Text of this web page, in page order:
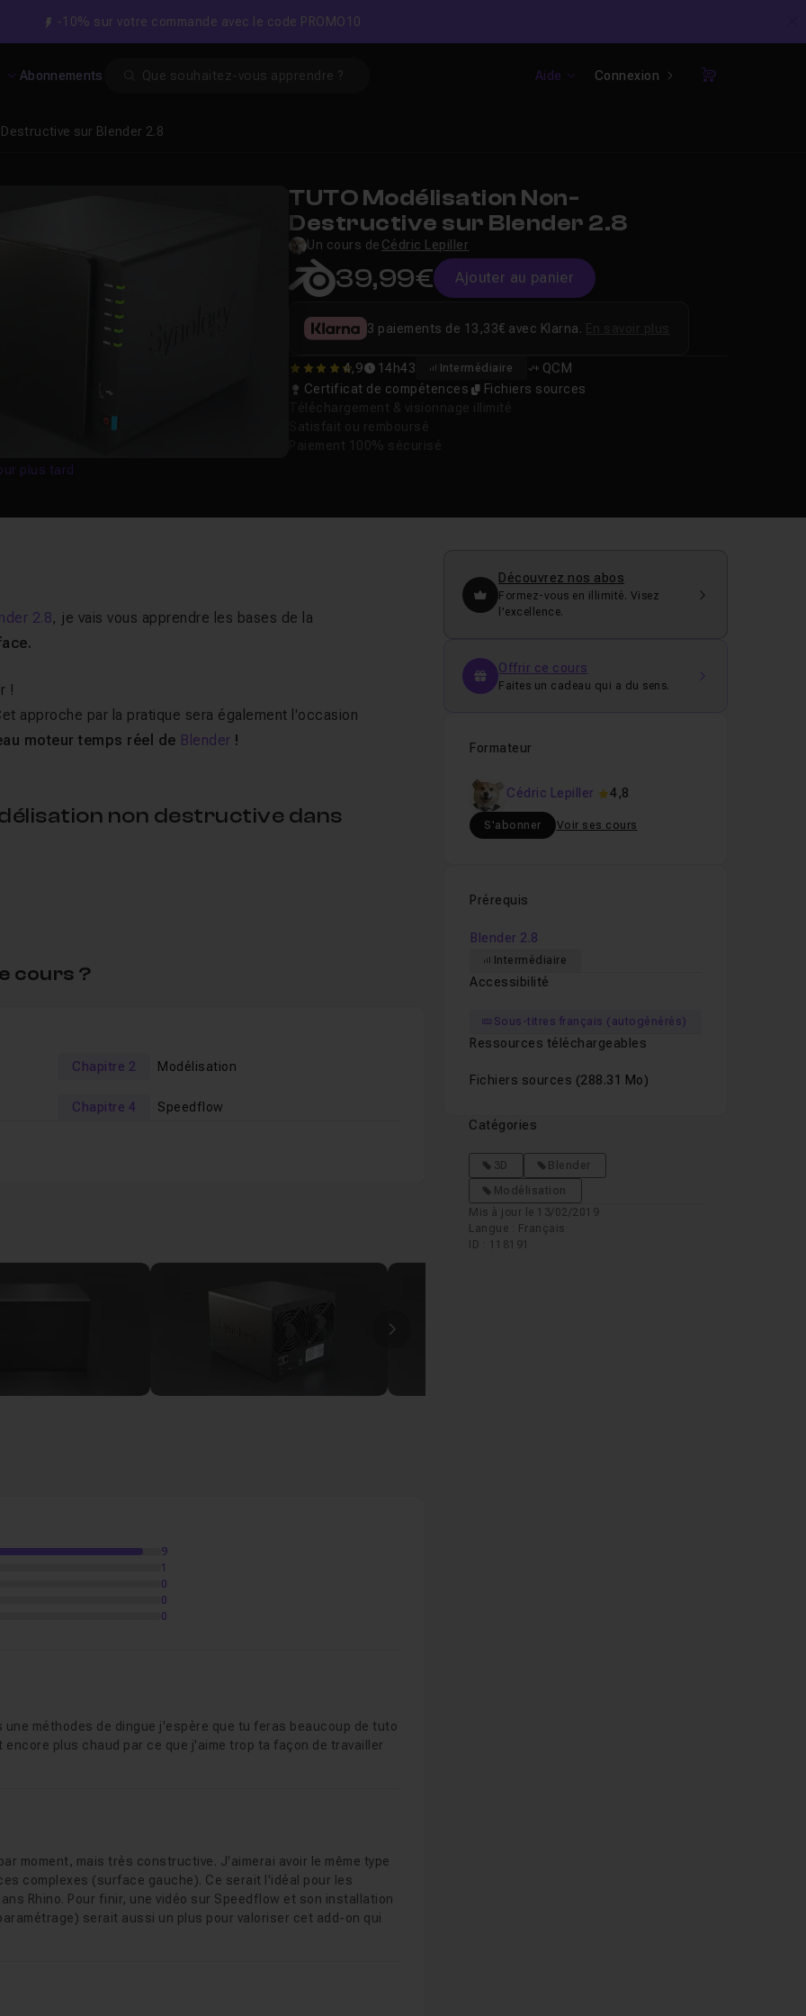
-10% sur votre commande avec le code PROMO10
Abonnements Aide Connexion
Panier
sur Blender 2.8
plus tard
TUTO Modélisation Non-
Destructive sur Blender 2.8
Un cours de Cédric Lepiller
39,99€ Ajouter au panier
4.9 4,9 14h43 Intermédiaire
QCM
Certificat de compétences
Fichiers sources
3 paiements de 13,33€ avec Klarna.
2.8, je vais vous apprendre les bases de la
!
approche par la pratique sera également l'occasion
moteur temps réel de Blender !
non destructive dans
et demodifier de A à Z votre modèle 3D
version que vous voulez.
cours ?
Chapitre 2 Modélisation
Chapitre 4 Speedflow
9
1
0
0
0
une méthodes de dingue j'espère que tu feras beaucoup de tuto
plus chaud par ce que j'aime trop ta façon de travailler
moment, mais très constructive. J'aimerai avoir le même type
complexes (surface gauche). Ce serait l'idéal pour les
Rhino. Pour finir, une vidéo sur Speedflow et son installation
serait aussi un plus pour valoriser cet add-on qui
Découvrez nos abos
Formez-vous en illimité. Visez
l’excellence.
Offrir ce cours
Faites un cadeau qui a du sens.
Formateur
Cédric Lepiller 4,8
S'abonner Voir ses cours
Prérequis
Blender 2.8
Intermédiaire
Accessibilité
Sous-titres français (autogénérés)
Ressources téléchargeables
Fichiers sources (288.31 Mo)
Catégories
3D
Blender
Modélisation
Mis à jour le 13/02/2019
Langue : Français
ID : 118191